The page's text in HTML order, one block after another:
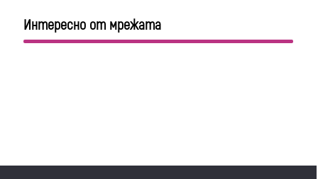
Интересно от мрежата